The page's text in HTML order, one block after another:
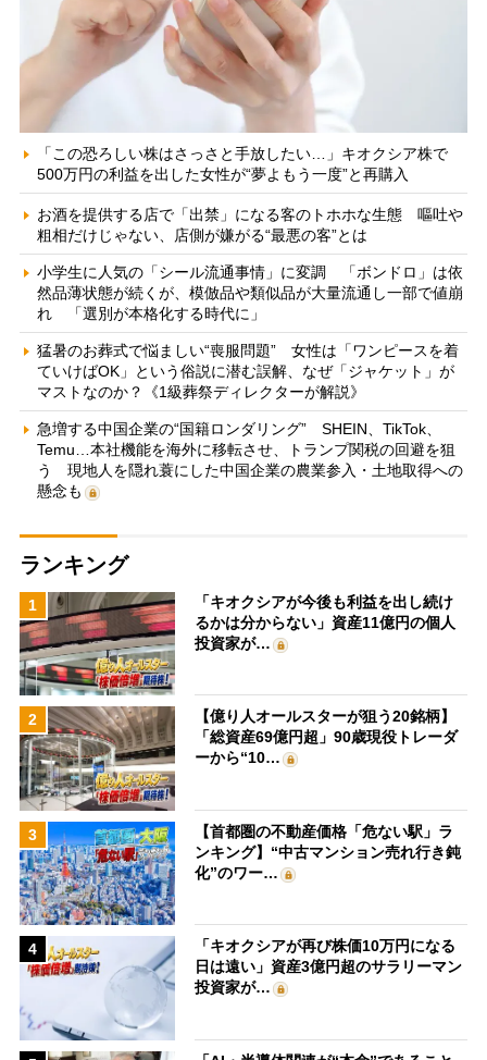
「この恐ろしい株はさっさと手放したい…」キオクシア株で
500万円の利益を出した女性が“夢よもう一度”と再購入
お酒を提供する店で「出禁」になる客のトホホな生態 嘔吐や
粗相だけじゃない、店側が嫌がる“最悪の客”とは
小学生に人気の「シール流通事情」に変調 「ボンドロ」は依
然品薄状態が続くが、模倣品や類似品が大量流通し一部で値崩
れ 「選別が本格化する時代に」
猛暑のお葬式で悩ましい“喪服問題” 女性は「ワンピースを着
ていけばOK」という俗説に潜む誤解、なぜ「ジャケット」が
マストなのか？《1級葬祭ディレクターが解説》
急増する中国企業の“国籍ロンダリング” SHEIN、TikTok、
Temu…本社機能を海外に移転させ、トランプ関税の回避を狙
う 現地人を隠れ蓑にした中国企業の農業参入・土地取得への
懸念も
ランキング
1
「キオクシアが今後も利益を出し続け
るかは分からない」資産11億円の個人
投資家が…
2
【億り人オールスターが狙う20銘柄】
「総資産69億円超」90歳現役トレーダ
ーから“10…
3
【首都圏の不動産価格「危ない駅」ラ
ンキング】“中古マンション売れ行き鈍
化”のワー…
4
「キオクシアが再び株価10万円になる
日は遠い」資産3億円超のサラリーマン
投資家が…